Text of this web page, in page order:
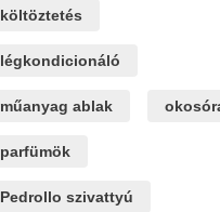
költöztetés
légkondicionáló
műanyag ablak
parfümök
Pedrollo szivattyú